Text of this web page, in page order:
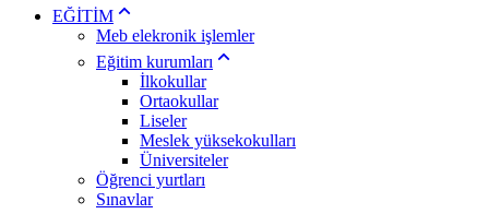
EĞİTİM
Meb elekronik işlemler
Eğitim kurumları
İlkokullar
Ortaokullar
Liseler
Meslek yüksekokulları
Üniversiteler
Öğrenci yurtları
Sınavlar